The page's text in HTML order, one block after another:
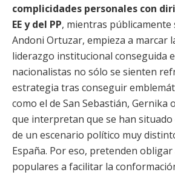
complicidades personales con
EE y del PP, mientras públicamente
Andoni Ortuzar, empieza a marcar
liderazgo institucional conseguida
nacionalistas no sólo se sienten
estrategia tras conseguir
como el de San Sebastián, Gernika
que interpretan que se han situado
de un escenario político muy
España. Por eso, pretenden obligar
populares a facilitar la